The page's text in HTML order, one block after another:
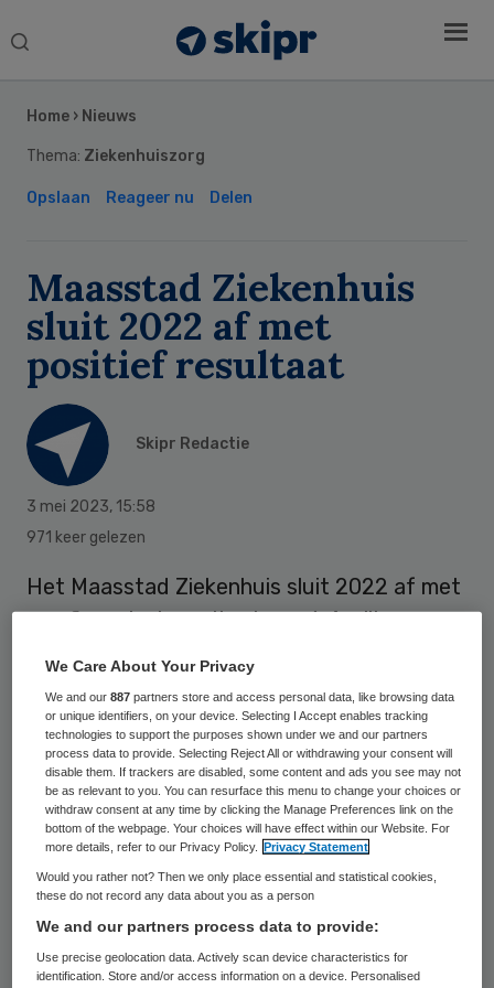
Search
Home › Nieuws
Thema: Ziekenhuiszorg
Opslaan Reageer nu Delen
Maasstad Ziekenhuis
sluit 2022 af met
positief resultaat
Skipr Redactie
3 mei 2023, 15:58
971 keer gelezen
Het Maasstad Ziekenhuis sluit 2022 af met
een financieel resultaat van 6,4 miljoen
dan het begrote resultaat van 4,7 miljoen
euro. Het Maasstad Ziekenhuis heeft het
afgelopen jaar vooral geïnvesteerd in
digitale innovaties en veilige uitwisseling
van patiëntengegevens tussen
zorgverleners onderling.
Het ziekenhuiskijkt terugop een jaar
waarin op meerdere vlakken vooruitgang
Sidebar
We Care About Your Privacy
We and our887 partners store and access personal data, like browsing data
or unique identifiers, on your device. Selecting I Accept enables tracking
technologies to support the purposes shown under we and our partners
process data to provide. Selecting Reject All or withdrawing your consent will
disable them. If trackers are disabled, some content and ads you see may not
be as relevant to you. You can resurface this menu to change your choices or
withdraw consent at any time by clicking the Manage Preferences link on the
bottom of the webpage. Your choices will have effect within our Website. For
more details, refer to our Privacy Policy.
Privacy Statement
Would you rather not? Then we only place essential and statistical cookies,
these do not record any data about you as a person
We and our partners process data to provide:
Use precise geolocation data. Actively scan device characteristics for
identification. Store and/or access information on a device. Personalised